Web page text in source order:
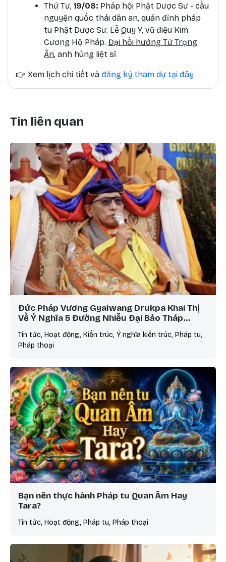
Thứ Tư, 19/08: Pháp hội Phật Dược Sư - cầu
nguyện quốc thái dân an, quán đỉnh pháp
tu Phật Dược Sư. Lễ Quy Y, vũ điệu Kim
Cương Hộ Pháp. Đại hồi hướng Tứ Trọng
Ân, anh hùng liệt sĩ
👉 Xem lịch chi tiết và đăng ký tham dự tại đây
Tin liên quan
Đức Pháp Vương Gyalwang Drukpa Khai Thị
Về Ý Nghĩa 5 Đường Nhiễu Đại Bảo Tháp…
Tin tức, Hoạt động, Kiến trúc, Ý nghĩa kiến trúc, Pháp tu,
Pháp thoại
Bạn nên thực hành Pháp tu Quan Âm Hay
Tara?
Tin tức, Hoạt động, Pháp tu, Pháp thoại